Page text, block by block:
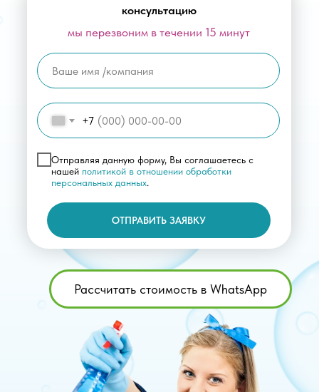
+7
Отправляя данную форму, Вы соглашаетесь с
нашей политикой в отношении обработки
персональных данных.
ОТПРАВИТЬ ЗАЯВКУ
консультацию
мы перезвоним в течении 15 минут
Рассчитать стоимость в WhatsApp